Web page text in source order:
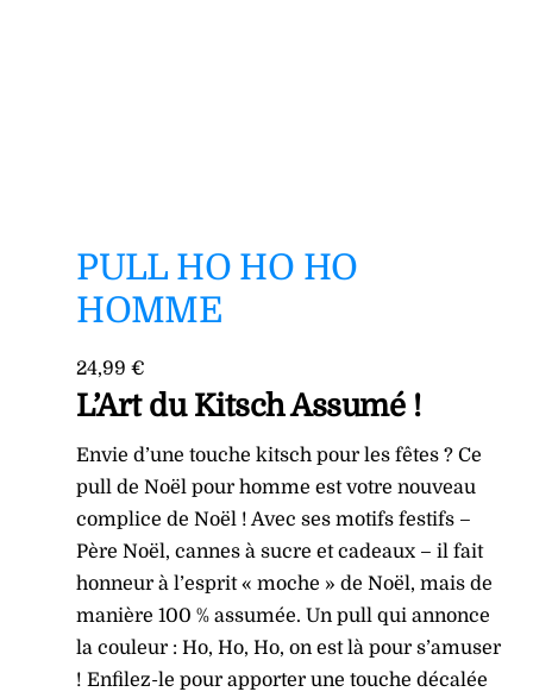
PULL HO HO HO
HOMME
24,99€
L’Art du Kitsch Assumé !
Envie d’une touche kitsch pour les fêtes ? Ce
pull de Noël pour homme est votre nouveau
complice de Noël ! Avec ses motifs festifs –
Père Noël, cannes à sucre et cadeaux – il fait
honneur à l’esprit « moche » de Noël, mais de
manière 100 % assumée. Un pull qui annonce
la couleur : Ho, Ho, Ho, on est là pour s’amuser
! Enfilez-le pour apporter une touche décalée